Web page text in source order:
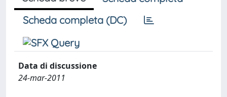
Scheda completa (DC)
Data di discussione
24-mar-2011